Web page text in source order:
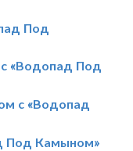
Под
«Водопад Под
с «Водопад
Под Камыном»